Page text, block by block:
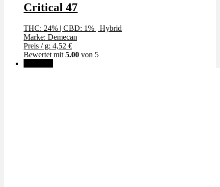
Critical 47
THC: 24% | CBD: 1% | Hybrid
Marke: Demecan
Preis / g: 4,52 €
Bewertet mit 5.00 von 5